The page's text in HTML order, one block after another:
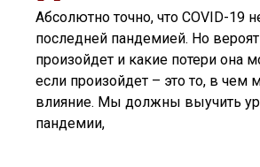
Абсолютно точно, что COVID-19
последней пандемией. Но
произойдет и какие потери она
если произойдет – это то, в
влияние. Мы должны выучить
пандемии,